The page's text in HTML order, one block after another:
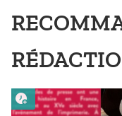
Lire plus tard